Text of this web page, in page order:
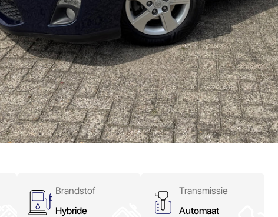
Brandstof
Hybride
Transmissie
Automaat